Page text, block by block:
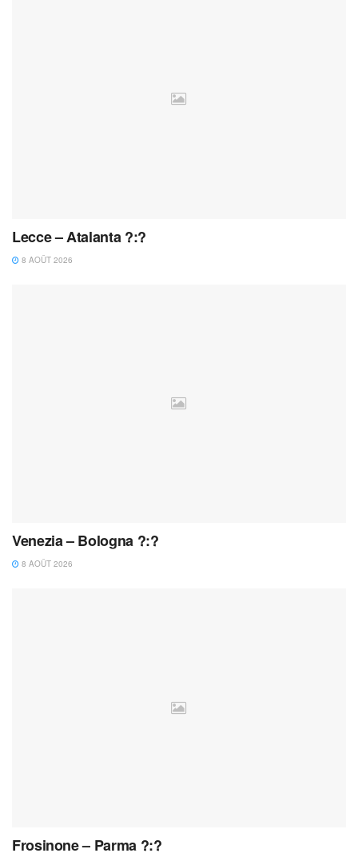
Lecce – Atalanta ?:?
8 AOÛT 2026
Venezia – Bologna ?:?
8 AOÛT 2026
Frosinone – Parma ?:?